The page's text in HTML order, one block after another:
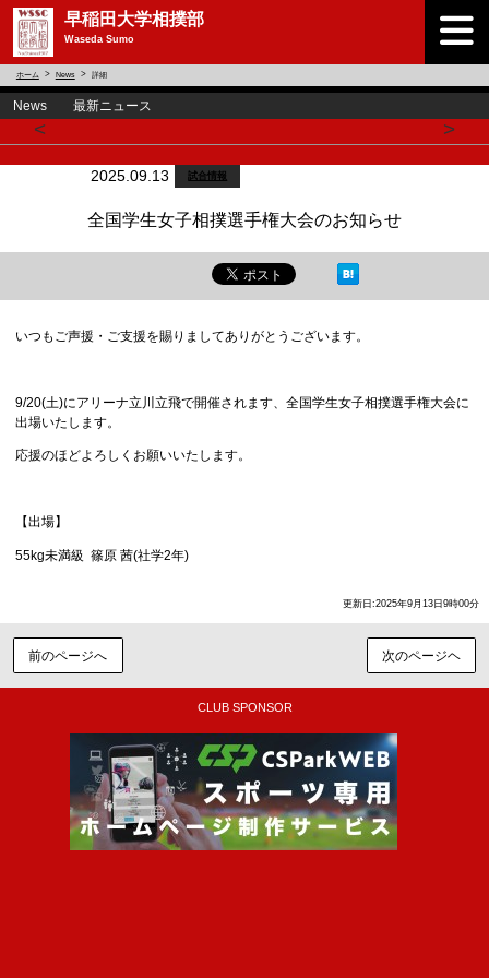
早稲田大学相撲部
Waseda Sumo
ホーム News 詳細
News 最新ニュース
< >
2025.09.13 試合情報
全国学生女子相撲選手権大会のお知らせ
いつもご声援・ご支援を賜りましてありがとうございます。
9/20(土)にアリーナ立川立飛で開催されます、全国学生女子相撲選手権大会に
出場いたします。
応援のほどよろしくお願いいたします。
【出場】
55kg未満級 篠原 茜(社学2年)
更新日:2025年9月13日9時00分
前のページへ 次のページヘ
CLUB SPONSOR